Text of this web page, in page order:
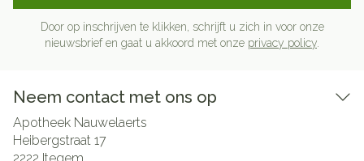
Door op inschrijven te klikken, schrijft u zich in voor onze
nieuwsbrief en gaat u akkoord met onze privacy policy
Neem contact met ons op
Apotheek Nauwelaerts
Heibergstraat 17